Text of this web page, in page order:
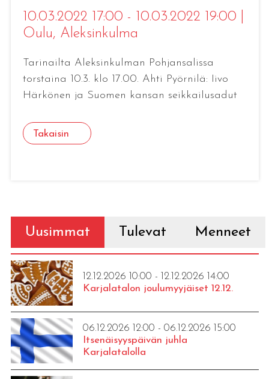
10.03.2022 17:00 - 10.03.2022 19:00
Oulu, Aleksinkulma
Tarinailta Aleksinkulman Pohjansalissa
torstaina 10.3. klo 17.00. Ahti Pyörnilä: Iivo
Härkönen ja Suomen kansan seikkailusadut
Takaisin
Uusimmat Tulevat Menneet
12.12.2026 10:00 - 12.12.2026 14:00
Karjalatalon joulumyyjäiset 12.12.
06.12.2026 12:00 - 06.12.2026 15:00
Itsenäisyyspäivän juhla
Karjalatalolla